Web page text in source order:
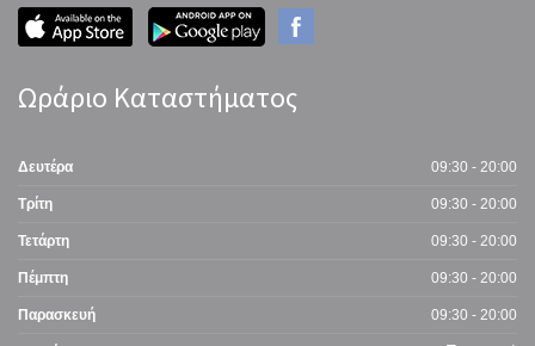
Ωράριο Καταστήματος
Δευτέρα 09:30 - 20:00
Τρίτη 09:30 - 20:00
Τετάρτη 09:30 - 20:00
Πέμπτη 09:30 - 20:00
Παρασκευή 09:30 - 20:00